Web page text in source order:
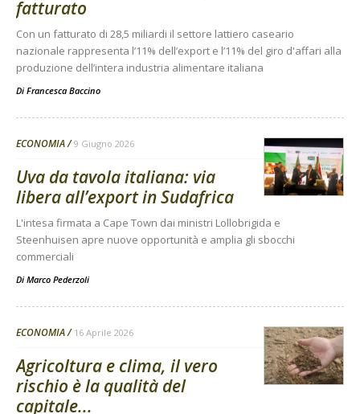
fatturato
Con un fatturato di 28,5 miliardi il settore lattiero caseario
nazionale rappresenta l’11% dell’export e l’11% del giro d'affari alla
produzione dell’intera industria alimentare italiana
Di Francesca Baccino
ECONOMIA 9 Giugno 2026
Uva da tavola italiana: via
libera all’export in Sudafrica
L'intesa firmata a Cape Town dai ministri Lollobrigida e
Steenhuisen apre nuove opportunità e amplia gli sbocchi
commerciali
Di Marco Pederzoli
ECONOMIA 16 Aprile 2026
Agricoltura e clima, il vero
rischio è la qualità del
capitale...